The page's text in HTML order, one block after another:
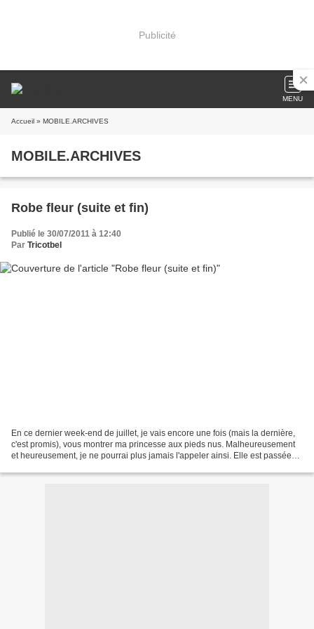
Publicité
MENU
Accueil » MOBILE.ARCHIVES
MOBILE.ARCHIVES
Robe fleur (suite et fin)
Publié le 30/07/2011 à 12:40
Par Tricotbel
En ce dernier week-end de juillet, je vais encore une fois (mais la dernière,
c'est promis), vous montrer ma princesse aux pieds nus. Malheureusement
et heureusement, je ne pourrai plus jamais l'appeler ainsi. Elle est passée